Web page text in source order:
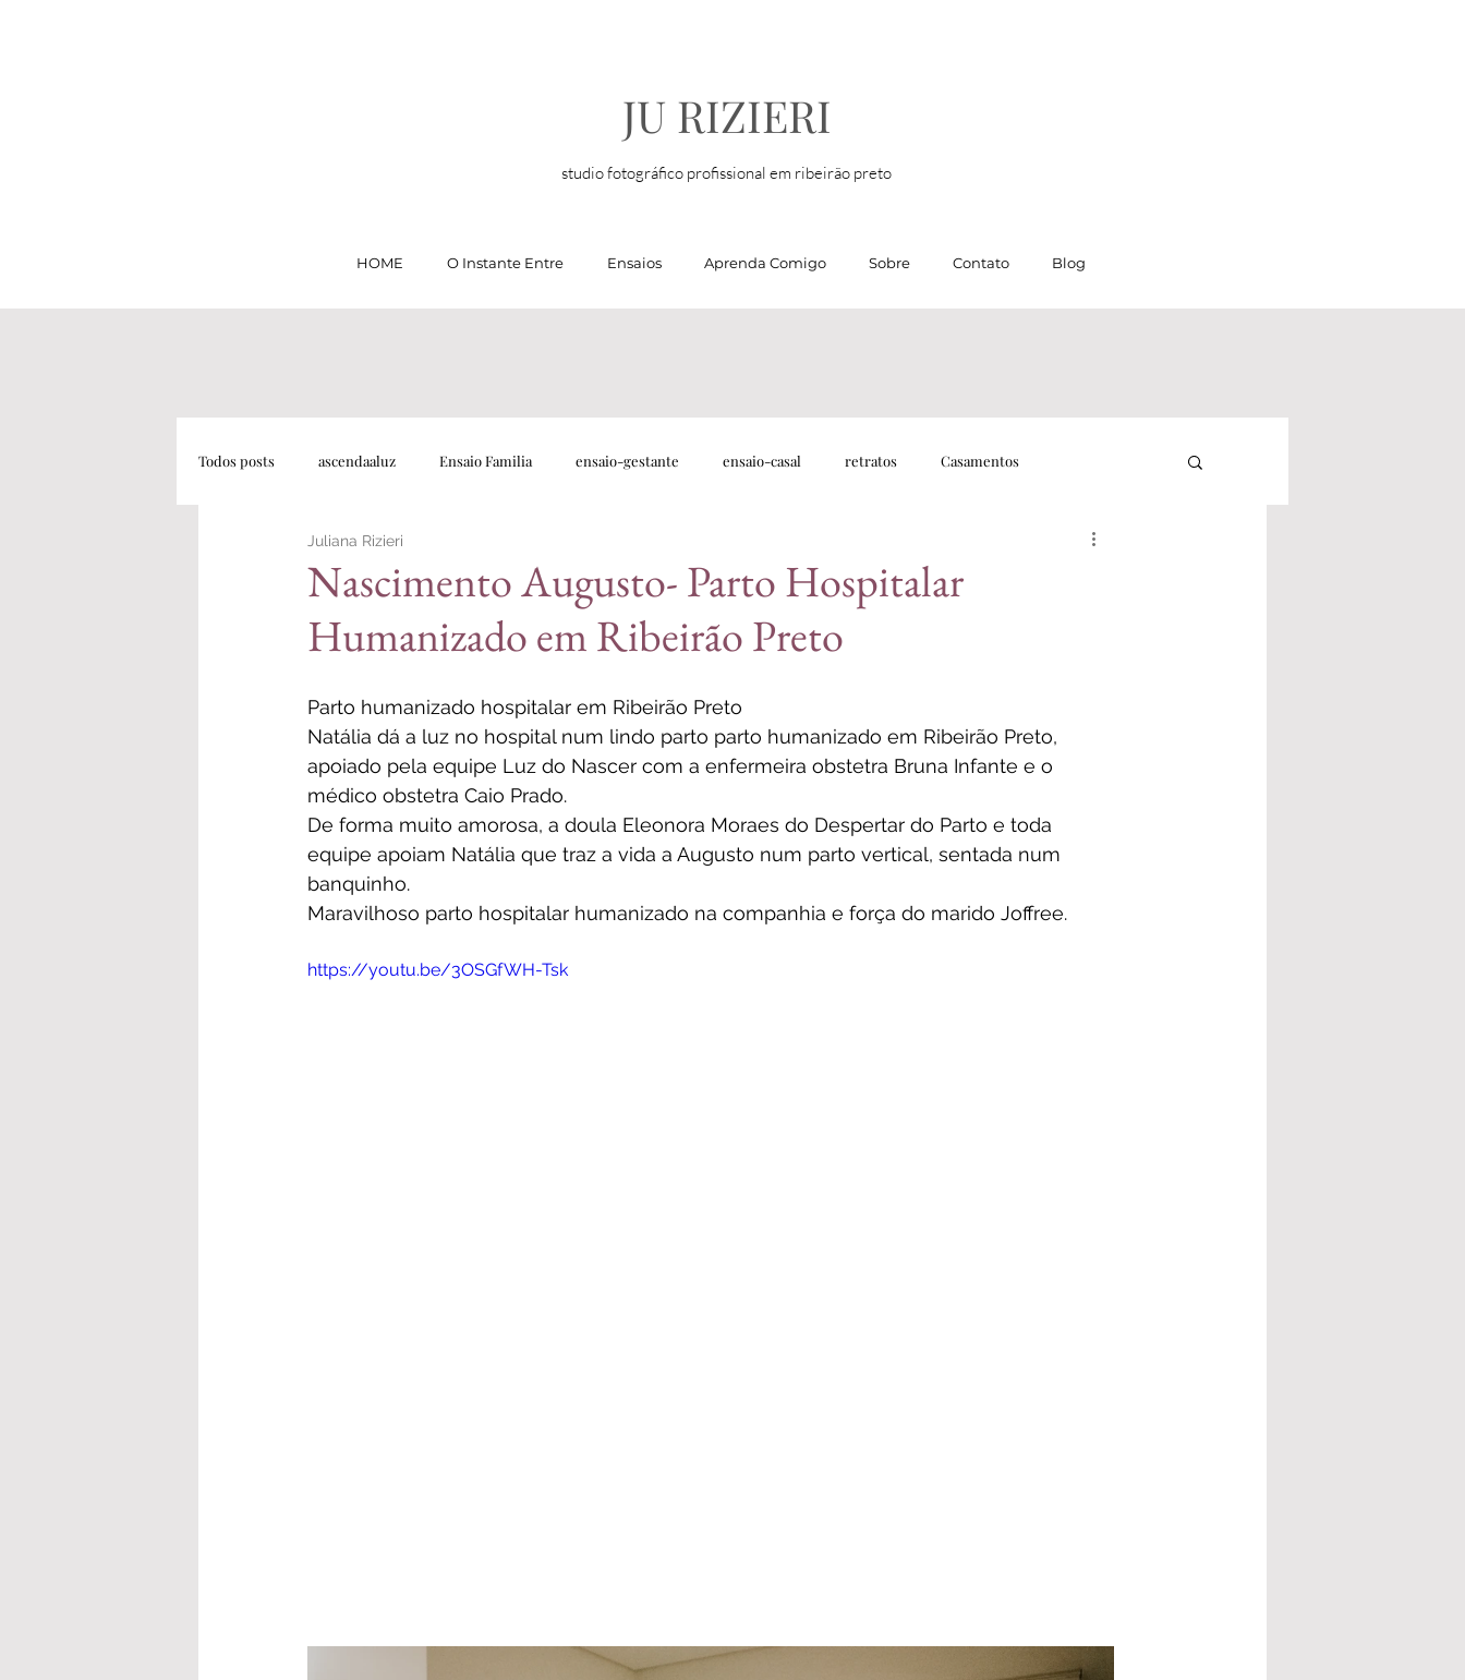
JU RIZIERI
studio fotográfico profissional em ribeirão preto
HOME O Instante Entre Ensaios Aprenda Comigo Sobre Contato Blog
Todos posts ascendaaluz Ensaio Familia ensaio-gestante ensaio-casal retratos Casamentos
Personal Branding
Nascimento Augusto- Parto Hospitalar
Humanizado em Ribeirão Preto
Juliana Rizieri
Parto humanizado hospitalar em Ribeirão Preto
Natália dá a luz no hospital num lindo parto parto humanizado em Ribeirão Preto,
apoiado pela equipe Luz do Nascer com a enfermeira obstetra Bruna Infante e o
médico obstetra Caio Prado.
De forma muito amorosa, a doula Eleonora Moraes do Despertar do Parto e toda
equipe apoiam Natália que traz a vida a Augusto num parto vertical, sentada num
banquinho.
Maravilhoso parto hospitalar humanizado na companhia e força do marido Joffree.
https://youtu.be/3OSGfWH-Tsk